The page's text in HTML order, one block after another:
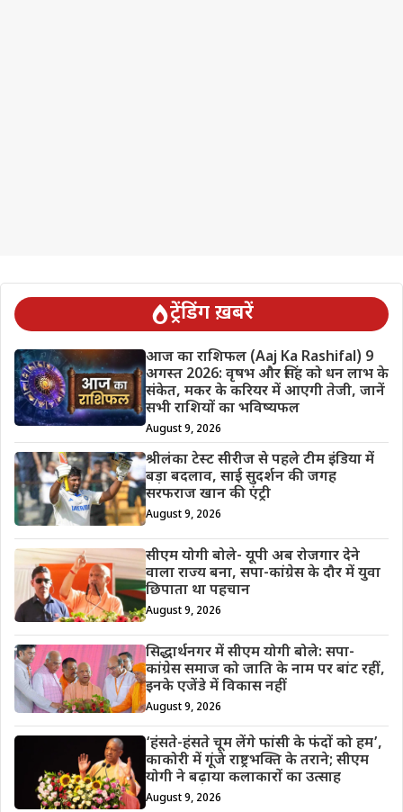
ट्रेंडिंग ख़बरें
आज का राशिफल (Aaj Ka Rashifal) 9
अगस्त 2026: वृषभ और सिंह को धन लाभ के
संकेत, मकर के करियर में आएगी तेजी, जानें
सभी राशियों का भविष्यफल
August 9, 2026
श्रीलंका टेस्ट सीरीज से पहले टीम इंडिया में
बड़ा बदलाव, साई सुदर्शन की जगह
सरफराज खान की एंट्री
August 9, 2026
सीएम योगी बोले- यूपी अब रोजगार देने
वाला राज्य बना, सपा-कांग्रेस के दौर में युवा
छिपाता था पहचान
August 9, 2026
सिद्धार्थनगर में सीएम योगी बोले: सपा-
कांग्रेस समाज को जाति के नाम पर बांट रहीं,
इनके एजेंडे में विकास नहीं
August 9, 2026
‘हंसते-हंसते चूम लेंगे फांसी के फंदों को हम’,
काकोरी में गूंजे राष्ट्रभक्ति के तराने; सीएम
योगी ने बढ़ाया कलाकारों का उत्साह
August 9, 2026